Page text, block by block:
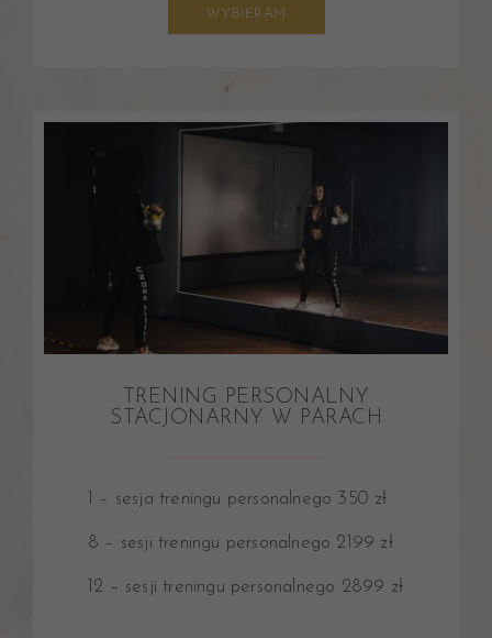
WYBIERAM
TRENING PERSONALNY
STACJONARNY W PARACH
1 – sesja treningu personalnego 350 zł
8 – sesji treningu personalnego 2199 zł
12 – sesji treningu personalnego 2899 zł